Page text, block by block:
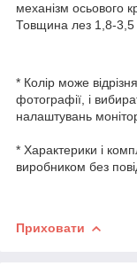
механізм осьового
Товщина лез 1,8-
* Колір може
фотографії, і
налаштувань
* Характерики і
виробником без
Приховати